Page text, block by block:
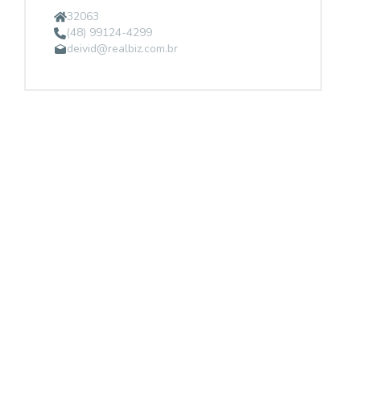
32063
(48) 99124-4299
deivid@realbiz.com.br